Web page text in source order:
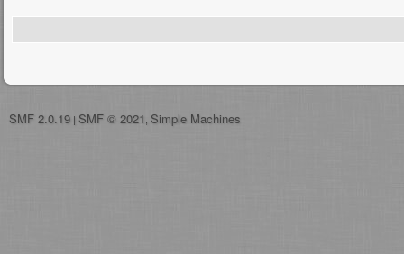
SMF 2.0.19 | SMF © 2021 Simple Machines